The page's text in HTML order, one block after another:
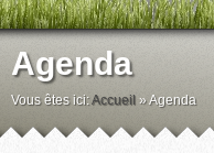
Agenda
Vous êtes ici:Accueil »Agenda